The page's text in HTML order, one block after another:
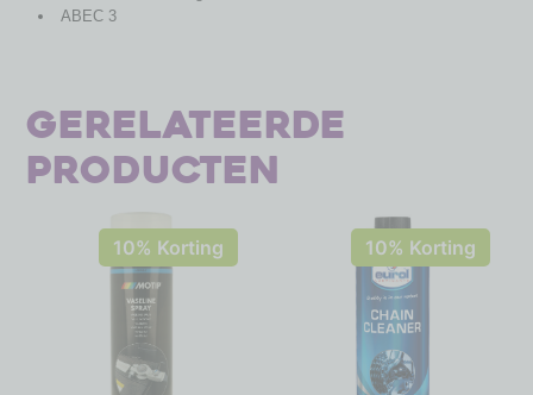
ABEC 3
Gerelateerde
producten
10% Korting 10% Korting